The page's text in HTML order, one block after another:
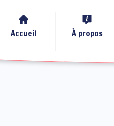
Accueil À propos